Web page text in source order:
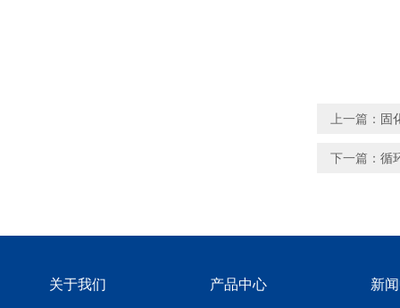
上一篇： 固
下一篇： 循
关于我们 产品中心 新